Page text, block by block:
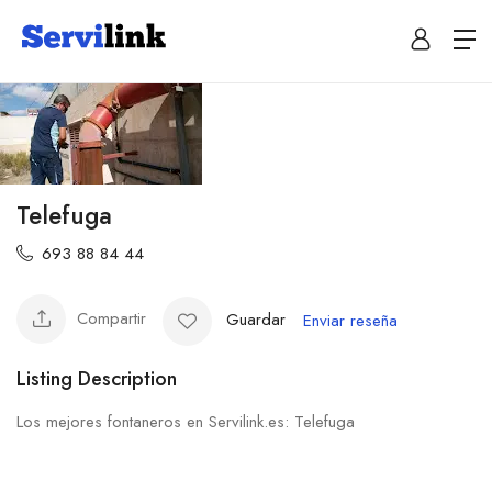
Telefuga
693 88 84 44
Compartir Guardar Enviar reseña
Listing Description
Los mejores fontaneros en Servilink.es: Telefuga